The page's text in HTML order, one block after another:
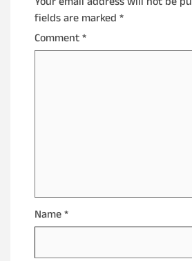
fields are marked *
Comment*
Name*